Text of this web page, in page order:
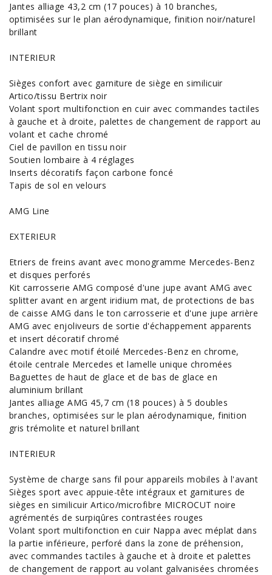
Jantes alliage 43,2 cm (17 pouces) à 10 branches,
optimisées sur le plan aérodynamique, finition noir/naturel
brillant
INTERIEUR
Sièges confort avec garniture de siège en similicuir
Artico/tissu Bertrix noir
Volant sport multifonction en cuir avec commandes tactiles
à gauche et à droite, palettes de changement de rapport au
volant et cache chromé
Ciel de pavillon en tissu noir
Soutien lombaire à 4 réglages
Inserts décoratifs façon carbone foncé
Tapis de sol en velours
AMG Line
EXTERIEUR
Etriers de freins avant avec monogramme Mercedes-Benz
et disques perforés
Kit carrosserie AMG composé d'une jupe avant AMG avec
splitter avant en argent iridium mat, de protections de bas
de caisse AMG dans le ton carrosserie et d'une jupe arrière
AMG avec enjoliveurs de sortie d'échappement apparents
et insert décoratif chromé
Calandre avec motif étoilé Mercedes-Benz en chrome,
étoile centrale Mercedes et lamelle unique chromées
Baguettes de haut de glace et de bas de glace en
aluminium brillant
Jantes alliage AMG 45,7 cm (18 pouces) à 5 doubles
branches, optimisées sur le plan aérodynamique, finition
gris trémolite et naturel brillant
INTERIEUR
Système de charge sans fil pour appareils mobiles à l'avant
Sièges sport avec appuie-tête intégraux et garnitures de
sièges en similicuir Artico/microfibre MICROCUT noire
agrémentés de surpiqûres contrastées rouges
Volant sport multifonction en cuir Nappa avec méplat dans
la partie inférieure, perforé dans la zone de préhension,
avec commandes tactiles à gauche et à droite et palettes
de changement de rapport au volant galvanisées chromées